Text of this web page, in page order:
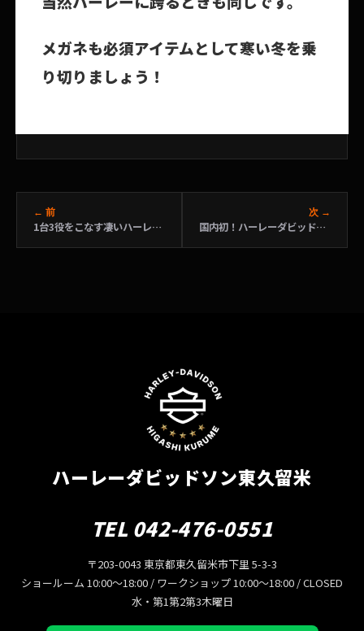
メガネも必須アイテムとして寒い冬を乗
り切りましょう！
← 前
1台3役をこなす凄いハーレー！2018 Sport Glide®
次 →
国内初！ハーレーダビッドソン認定レンタルバイク
ハーレーダビッドソン東久留米
TEL 042-476-0551
〒203-0043 東京都東久留米市下里 5-3-3
ショールーム 10:00〜18:00 / ワークショップ 10:00〜18:00 / CLOSED
水・第1第2第3木曜日